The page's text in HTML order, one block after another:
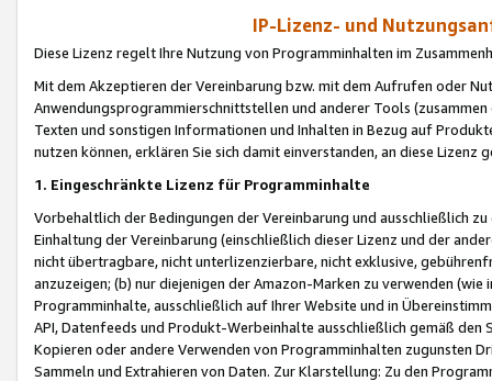
IP-Lizenz- und
Diese Lizenz regelt Ihre Nutzung von Programminhalten im
Mit dem Akzeptieren der Vereinbarung bzw. mit dem Aufrufen oder
Anwendungsprogrammierschnittstellen und anderer Tools (zusammen
Texten und sonstigen Informationen und Inhalten in Bezug auf
nutzen können, erklären Sie sich damit einverstanden, an diese Lizenz
1. Eingeschränkte Lizenz für Programminhalte
Vorbehaltlich der Bedingungen der Vereinbarung und ausschließlich
Einhaltung der Vereinbarung (einschließlich dieser Lizenz und der
nicht übertragbare, nicht unterlizenzierbare, nicht exklusive,
anzuzeigen; (b) nur diejenigen der Amazon-Marken zu verwenden
Programminhalte, ausschließlich auf Ihrer Website und in
API, Datenfeeds und Produkt-Werbeinhalte ausschließlich gemäß
Kopieren oder andere Verwenden von Programminhalten zugunsten
Sammeln und Extrahieren von Daten. Zur Klarstellung: Zu den